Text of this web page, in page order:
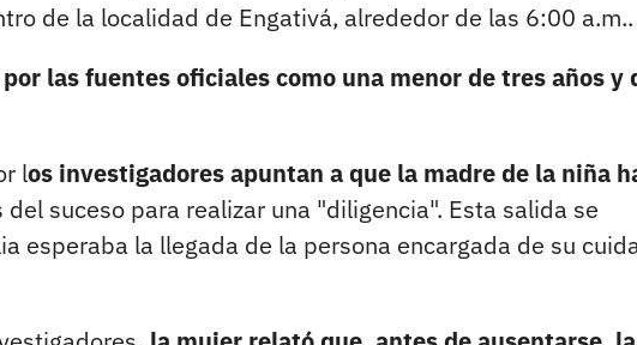
de la localidad de Engativá, alrededor de las 6:00 a.m..
las fuentes oficiales como una menor de tres años y
los investigadores apuntan a que la madre de la niña
del suceso para realizar una "diligencia". Esta salida se
esperaba la llegada de la persona encargada de su